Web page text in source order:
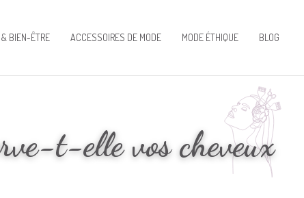
& BIEN-ÊTRE ACCESSOIRES DE MODE MODE ÉTHIQUE BLOG
t-elle vos cheveux